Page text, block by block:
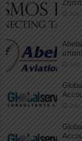
July
July
July